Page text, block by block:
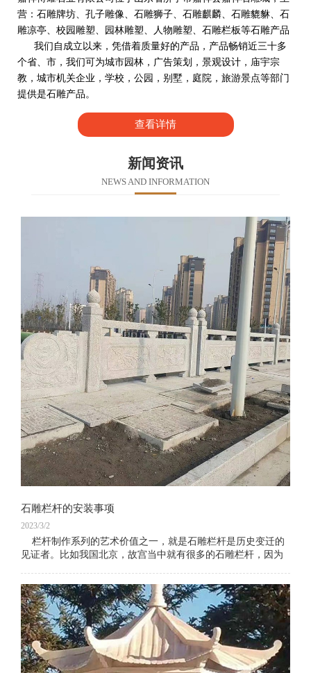
营：石雕牌坊、孔子雕像、石雕狮子、石雕麒麟、石雕貔貅、石
雕凉亭、校园雕塑、园林雕塑、人物雕塑、石雕栏板等石雕产品
我们自成立以来，凭借着质量好的产品，产品畅销近三十多
个省、市，我们可为城市园林，广告策划，景观设计，庙宇宗
教，城市机关企业，学校，公园，别墅，庭院，旅游景点等部门
提供是石雕产品。
查看详情
新闻资讯
NEWS AND INFORMATION
石雕栏杆的安装事项
2023/3/2
栏杆制作系列的艺术价值之一，就是石雕栏杆是历史变迁的
见证者。比如我国北京，故宫当中就有很多的石雕栏杆，因为